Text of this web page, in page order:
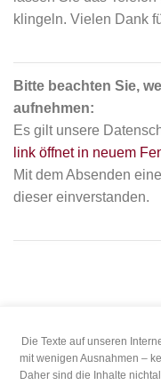
klingeln. Vielen Dank
Bitte beachten Sie,
aufnehmen:
Es gilt unsere
link öffnet in neuem
Mit dem Absenden
dieser einverstanden.
Die Texte auf unseren
mit wenigen Ausnahmen –
Daher sind die Inhalte